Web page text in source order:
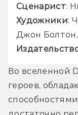
Сценарист:
Художники:
Джон
Во вселенной
героев,